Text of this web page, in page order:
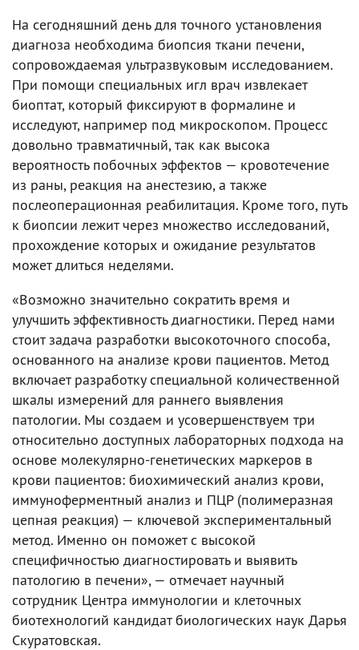
На сегодняшний день для точного установления
диагноза необходима биопсия ткани печени,
сопровождаемая ультразвуковым исследованием.
При помощи специальных игл врач извлекает
биоптат, который фиксируют в формалине и
исследуют, например под микроскопом. Процесс
довольно травматичный, так как высока
вероятность побочных эффектов — кровотечение
из раны, реакция на анестезию, а также
послеоперационная реабилитация. Кроме того, путь
к биопсии лежит через множество исследований,
прохождение которых и ожидание результатов
может длиться неделями.
«Возможно значительно сократить время и
улучшить эффективность диагностики. Перед нами
стоит задача разработки высокоточного способа,
основанного на анализе крови пациентов. Метод
включает разработку специальной количественной
шкалы измерений для раннего выявления
патологии. Мы создаем и усовершенствуем три
относительно доступных лабораторных подхода на
основе молекулярно-генетических маркеров в
крови пациентов: биохимический анализ крови,
иммуноферментный анализ и ПЦР (полимеразная
цепная реакция) — ключевой экспериментальный
метод. Именно он поможет с высокой
специфичностью диагностировать и выявить
патологию в печени», — отмечает научный
сотрудник Центра иммунологии и клеточных
биотехнологий кандидат биологических наук Дарья
Скуратовская.